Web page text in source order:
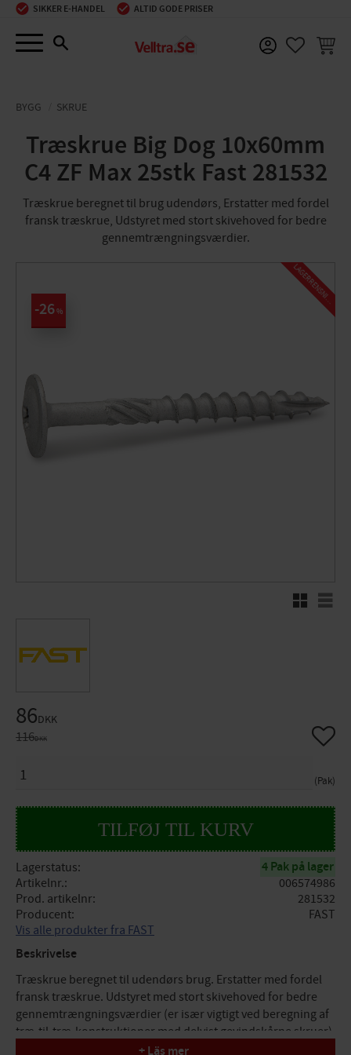
Menu
SIKKER E-HANDEL ALTID GODE PRISER
BYGG SKRUE
Træskrue Big Dog 10x60mm
C4 ZF Max 25stk Fast 281532
Træskrue beregnet til brug udendørs, Erstatter med fordel
fransk træskrue, Udstyret med stort skivehoved for bedre
gennemtrængningsværdier.
26%
L
A
G
E
R
R
E
N
S
N
I
N
G
RutenettListe
Nedsat pris:
86DKK
Original pris:
116DKK
Pak
Gem
Lagerstatus 4 Pak på lager
Artikelnr.
006574986
Prod. artikelnr
281532
Producent
FAST
Vis alle produkter fra FAST
Beskrivelse
Træskrue beregnet til udendørs brug. Erstatter med fordel
fransk træskrue. Udstyret med stort skivehoved for bedre
gennemtrængningsværdier (er især vigtigt ved beregning af
træ-til-træ-konstruktioner med delvist gevindskårne skruer).
Skruen har en fræserspids, stammeskærer på alle skruer
+ Läs mer